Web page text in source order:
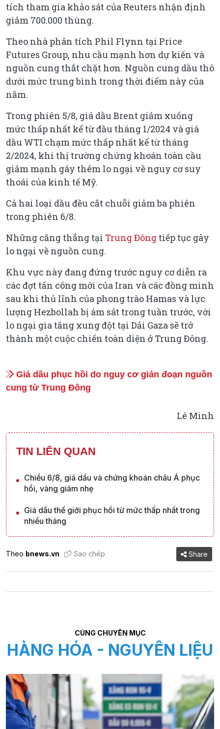
tích tham gia khảo sát của Reuters nhận định
giảm 700.000 thùng.
Theo nhà phân tích Phil Flynn tại Price
Futures Group, nhu cầu mạnh hơn dự kiến và
nguồn cung thắt chặt hơn. Nguồn cung dầu thô
dưới mức trung bình trong thời điểm này của
năm.
Trong phiên 5/8, giá dầu Brent giảm xuống
mức thấp nhất kể từ đầu tháng 1/2024 và giá
dầu WTI chạm mức thấp nhất kể từ tháng
2/2024, khi thị trường chứng khoán toàn cầu
giảm mạnh gây thêm lo ngại về nguy cơ suy
thoái của kinh tế Mỹ.
Cả hai loại dầu đều cắt chuỗi giảm ba phiên
trong phiên 6/8.
Những căng thẳng tại Trung Đông tiếp tục gây
lo ngại về nguồn cung.
Khu vực này đang đứng trước nguy cơ diễn ra
các đợt tấn công mới của Iran và các đồng minh
sau khi thủ lĩnh của phong trào Hamas và lực
lượng Hezbollah bị ám sát trong tuần trước, với
lo ngại gia tăng xung đột tại Dải Gaza sẽ trở
thành một cuộc chiến toàn diện ở Trung Đông.
Giá dầu phục hồi do nguy cơ gián đoạn nguồn
cung từ Trung Đông
Lê Minh
TIN LIÊN QUAN
Chiều 6/8, giá dầu và chứng khoán châu Á phục
hồi, vàng giảm nhẹ
Giá dầu thế giới phục hồi từ mức thấp nhất trong
nhiều tháng
Theo bnews.vn Sao chép Share
CÙNG CHUYÊN MỤC
HÀNG HÓA - NGUYÊN LIỆU